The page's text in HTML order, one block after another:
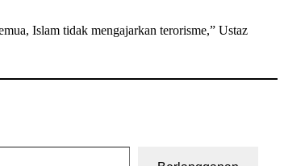
Islam tidak mengajarkan terorisme,” Ustaz